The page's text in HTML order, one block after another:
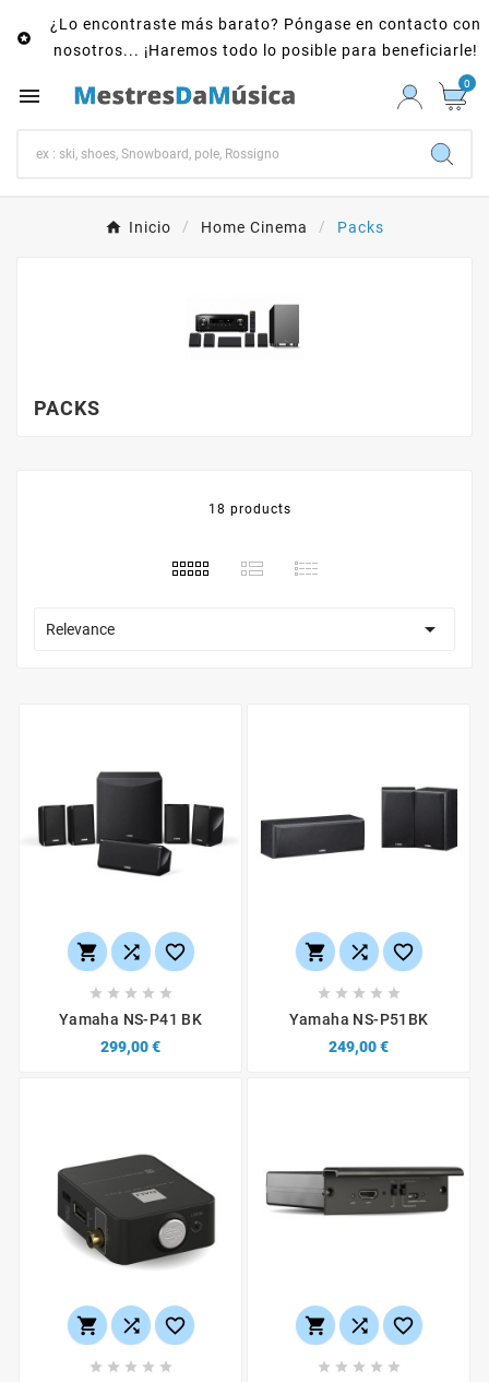

¿Lo encontraste más barato? Póngase en contacto con
nosotros... ¡Haremos todo lo posible para beneficiarle!
 0
Inicio Home Cinema Packs
PACKS
18 products
Relevance 
  
    
Yamaha NS-P41 BK
299,00 €
  
    
Yamaha NS-P51BK
249,00 €
  
    
  
    